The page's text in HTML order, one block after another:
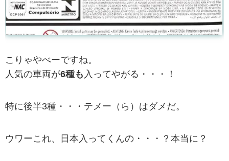
こりゃやべーですね。
人気の車両が6種も 入ってやがる・・・！
特に後半3種・・・テメー（ら）はダメだ。
ウワーこれ、日本入ってくんの・・・？本当に？